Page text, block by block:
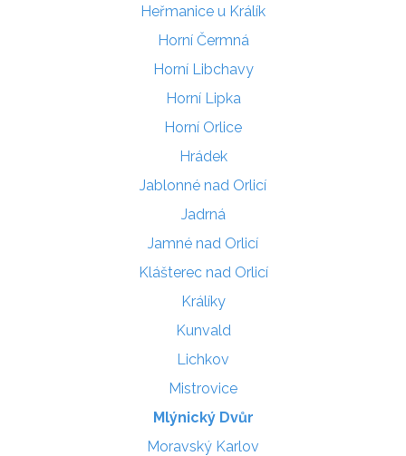
Heřmanice u Králík
Horní Čermná
Horní Libchavy
Horní Lipka
Horní Orlice
Hrádek
Jablonné nad Orlicí
Jadrná
Jamné nad Orlicí
Klášterec nad Orlicí
Králíky
Kunvald
Lichkov
Mistrovice
Mlýnický Dvůr
Moravský Karlov